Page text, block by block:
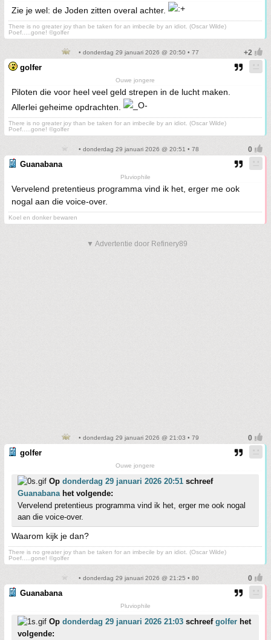
Zie je wel: de Joden zitten overal achter.
There is no greater joy than be taken for an imbecile by an idiot. (Oscar Wilde)
Poef.....gone! ©golfer
• donderdag 29 januari 2026 @ 20:50 • 77
golfer
Ouwe jongere
Piloten die voor heel veel geld strepen in de lucht maken.
Allerlei geheime opdrachten.
There is no greater joy than be taken for an imbecile by an idiot. (Oscar Wilde)
Poef.....gone! ©golfer
• donderdag 29 januari 2026 @ 20:51 • 78
Guanabana
Pluviophile
Vervelend pretentieus programma vind ik het, erger me ook
nogal aan die voice-over.
Koel en donker bewaren
▼ Advertentie door Refinery89
• donderdag 29 januari 2026 @ 21:03 • 79
golfer
Ouwe jongere
Op donderdag 29 januari 2026 20:51 schreef
Guanabanahet volgende:
Vervelend pretentieus programma vind ik het, erger me ook nogal
aan die voice-over.
Waarom kijk je dan?
There is no greater joy than be taken for an imbecile by an idiot. (Oscar Wilde)
Poef.....gone! ©golfer
• donderdag 29 januari 2026 @ 21:25 • 80
Guanabana
Pluviophile
Op donderdag 29 januari 2026 21:03 schreef golfer het
volgende: